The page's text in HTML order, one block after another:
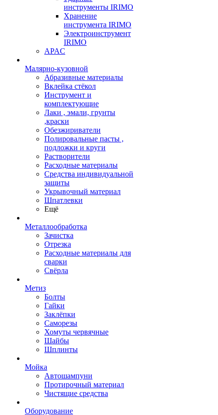
инструменты IRIMO
Хранение
инструмента IRIMO
Электроинструмент
IRIMO
APAC
Малярно-кузовной
Абразивные материалы
Вклейка стёкол
Инструмент и
комплектующие
Лаки , эмали, грунты
,краски
Обезжириватели
Полировальные пасты ,
подложки и круги
Растворители
Расходные материалы
Средства индивидуальной
защиты
Укрывочный материал
Шпатлевки
Ещё
Металлообработка
Зачистка
Отрезка
Расходные материалы для
сварки
Свёрла
Метиз
Болты
Гайки
Заклёпки
Саморезы
Хомуты червячные
Шайбы
Шплинты
Мойка
Автошампуни
Протирочный материал
Чистящие средства
Оборудование